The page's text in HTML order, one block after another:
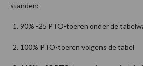
standen:
90% -25 PTO-toeren onder de
100% PTO-toeren volgens de tabel